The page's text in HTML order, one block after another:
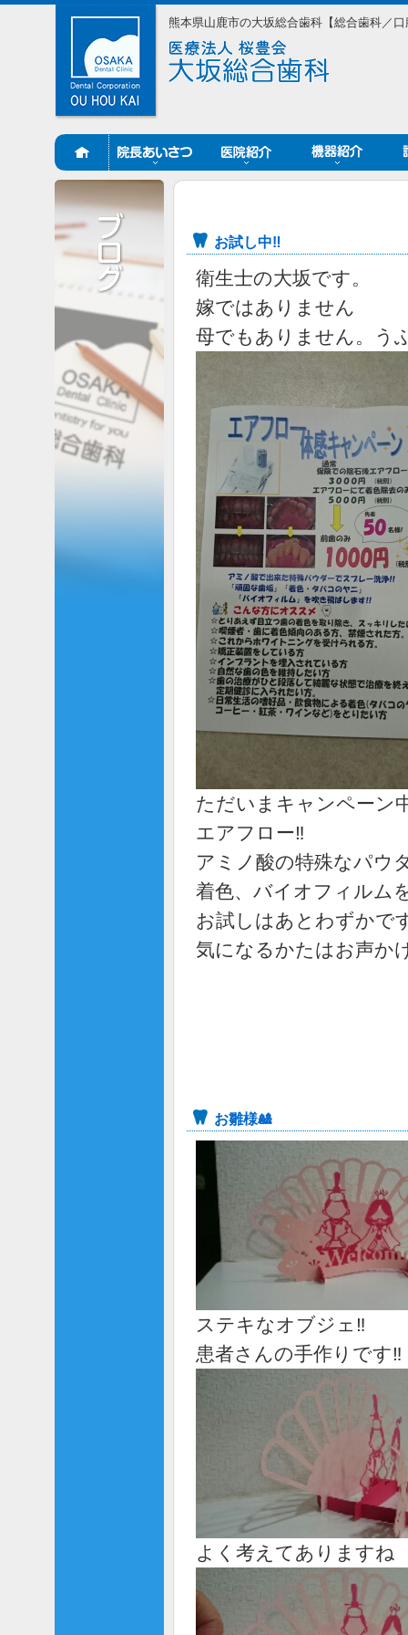
熊本県山鹿市の大坂総合歯科【総合歯科／
お試し中‼
衛生士の大坂です。
嫁ではありません
母でもありません。う
ただいまキャンペーン
エアフロー‼
アミノ酸の特殊なパウ
着色、バイオフィルム
お試しはあとわずかで
気になるかたはお声か
お雛様🎎
ステキなオブジェ‼
患者さんの手作りです‼
よく考えてありますね